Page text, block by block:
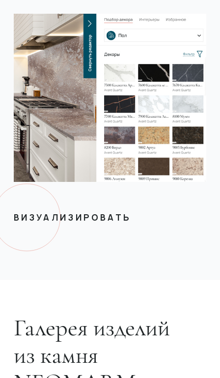
ВИЗУАЛИЗИРОВАТЬ
Галерея изделий
из камня